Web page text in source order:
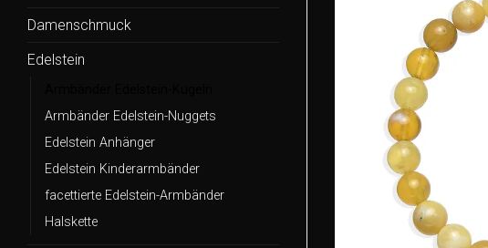
Damenschmuck
Edelstein
Armbänder Edelstein-Nuggets
Edelstein Anhänger
Edelstein Kinderarmbänder
facettierte Edelstein-Armbänder
Halskette